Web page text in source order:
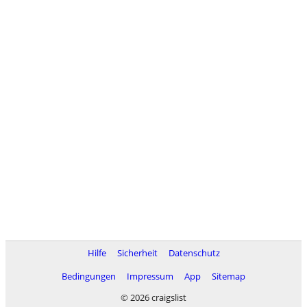
Hilfe Sicherheit
Datenschutz
Bedingungen
Impressum App
Sitemap
© 2026 craigslist